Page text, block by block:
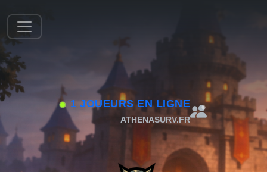
1 JOUEURS EN LIGNE
ATHENASURV.FR